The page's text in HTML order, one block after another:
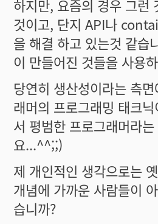
하지만, 요즘의 경우 그
것이고, 단지 API나
을 해결 하고 있는것 같
이 만들어진 것들을 사용
당연히 생산성이라는 측
래머의 프로그래밍 태크
서 평범한 프로그래머라
요...^^;;)
제 개인적인 생각으로는
개념에 가까운 사람들이
습니까?